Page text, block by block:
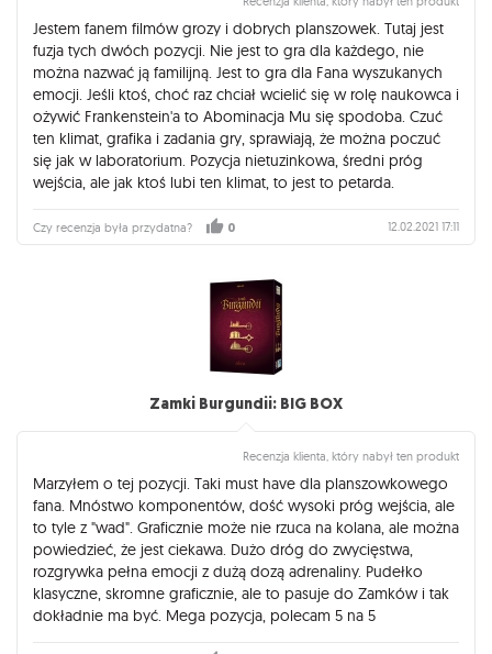
Jestem fanem filmów grozy i dobrych planszowek. Tutaj jest
fuzja tych dwóch pozycji. Nie jest to gra dla każdego, nie
można nazwać ją familijną. Jest to gra dla Fana wyszukanych
emocji. Jeśli ktoś, choć raz chciał wcielić się w rolę naukowca i
ożywić Frankenstein'a to Abominacja Mu się spodoba. Czuć
ten klimat, grafika i zadania gry, sprawiają, że można poczuć
się jak w laboratorium. Pozycja nietuzinkowa, średni próg
wejścia, ale jak ktoś lubi ten klimat, to jest to petarda.
Czy recenzja była przydatna? 0 12.02.2021 17:11
Zamki Burgundii: BIG BOX
Recenzja klienta, który nabył ten produkt
Marzyłem o tej pozycji. Taki must have dla planszowkowego
fana. Mnóstwo komponentów, dość wysoki próg wejścia, ale
to tyle z "wad". Graficznie może nie rzuca na kolana, ale można
powiedzieć, że jest ciekawa. Dużo dróg do zwycięstwa,
rozgrywka pełna emocji z dużą dozą adrenaliny. Pudełko
klasyczne, skromne graficznie, ale to pasuje do Zamków i tak
dokładnie ma być. Mega pozycja, polecam 5 na 5